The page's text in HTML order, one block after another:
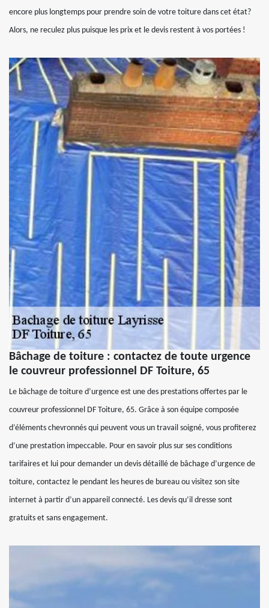
encore plus longtemps pour prendre soin de votre toiture dans cet état?
Alors, ne reculez plus puisque les prix et le devis restent à vos portées !
Bâchage de toiture : contactez de toute urgence
le couvreur professionnel DF Toiture, 65
Le bâchage de toiture d’urgence est une des prestations offertes par le
couvreur professionnel DF Toiture, 65. Grâce à son équipe composée
d’éléments chevronnés qui peuvent vous un travail soigné, vous profiterez
d’une prestation impeccable. Pour en savoir plus sur ses conditions
tarifaires et lui pour demander un devis détaillé de bâchage d’urgence de
toiture, contactez le pendant les heures de bureau ou visitez son site
internet à partir d’un appareil connecté. Les devis qu’il dresse sont
gratuits et sans engagement.